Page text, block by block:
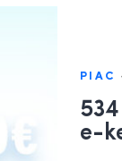
PIAC
e-